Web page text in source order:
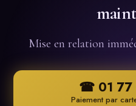
Mise en relation
☎ 01 77
Paiement par